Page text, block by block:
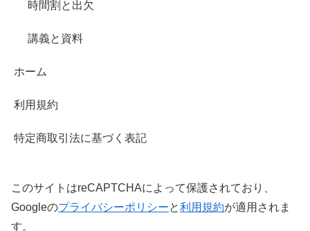
時間割と出欠
講義と資料
ホーム
利用規約
特定商取引法に基づく表記
このサイトはreCAPTCHAによって保護されており、
Googleのプライバシーポリシーと利用規約が適用されま
す。